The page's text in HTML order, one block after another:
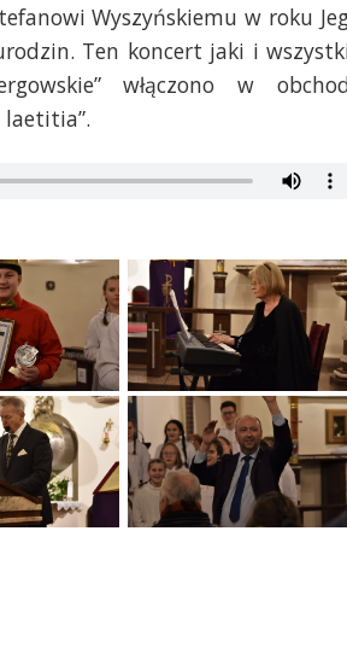
Wyszyńskiemu w roku
Ten koncert jaki i
włączono w
laetitia”.